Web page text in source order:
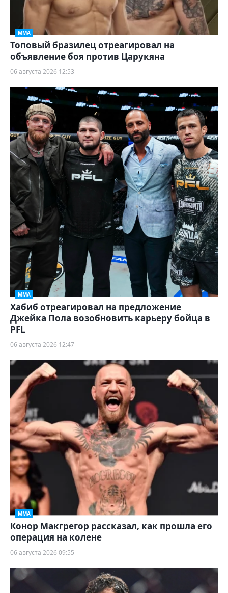
ММА
Топовый бразилец отреагировал на
объявление боя против Царукяна
06 августа 2026 12:53
ММА
Хабиб отреагировал на предложение
Джейка Пола возобновить карьеру бойца в
PFL
06 августа 2026 12:47
ММА
Конор Макгрегор рассказал, как прошла его
операция на колене
06 августа 2026 09:55